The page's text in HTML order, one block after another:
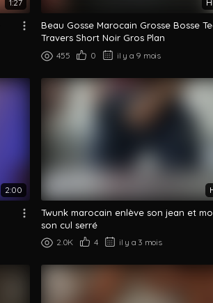
1:27
Beau Gosse Marocain Grosse Bosse
Travers Short Noir Gros Plan
455 0 il y a 9 mois
2:00
Twunk marocain enlève son jean et
son cul serré
2.0K 4 il y a 3 mois